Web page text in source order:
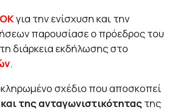
για την ενίσχυση και την
παρουσίασε ο πρόεδρος του
διάρκεια εκδήλωσης στο
.
σχέδιο που αποσκοπεί
της ανταγωνιστικότηταςτης